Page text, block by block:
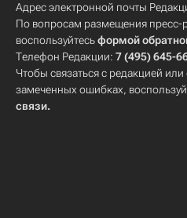
Адрес электронной почты
По вопросам размещения пресс-
воспользуйтесьформой
Телефон Редакции: 7 (495) 645-
Чтобы связаться с редакцией
замеченных ошибках,
связи.